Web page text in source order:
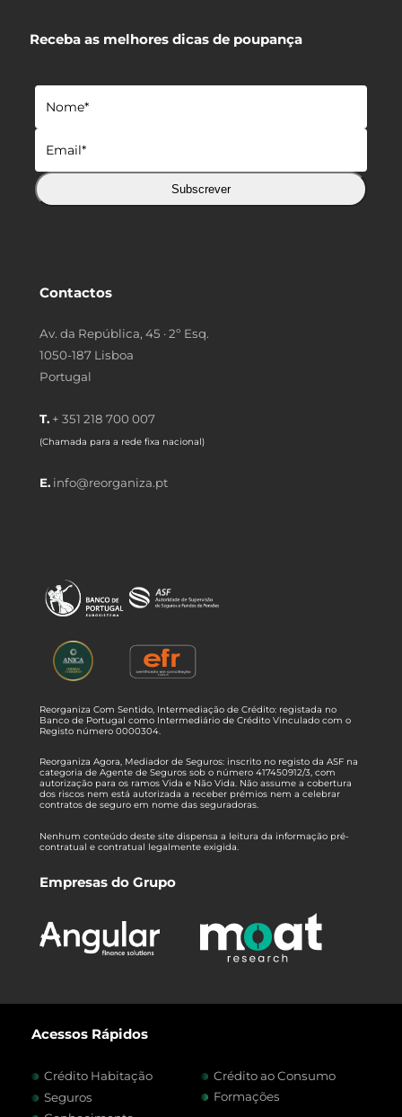
Receba as melhores dicas de poupança
Subscrever
Contactos
Av. da República, 45 · 2º Esq.
1050-187 Lisboa
Portugal
T. + 351 218 700 007
(Chamada para a rede fixa nacional)
E. info@reorganiza.pt
Reorganiza Com Sentido, Intermediação de Crédito: registada no
Banco de Portugal como Intermediário de Crédito Vinculado com o
Registo número 0000304.
Reorganiza Agora, Mediador de Seguros: inscrito no registo da ASF na
categoria de Agente de Seguros sob o número 417450912/3, com
autorização para os ramos Vida e Não Vida. Não assume a cobertura
dos riscos nem está autorizada a receber prémios nem a celebrar
contratos de seguro em nome das seguradoras.
Nenhum conteúdo deste site dispensa a leitura da informação pré-
contratual e contratual legalmente exigida.
Empresas do Grupo
Acessos Rápidos
Crédito Habitação
Crédito ao Consumo
Seguros
Formações